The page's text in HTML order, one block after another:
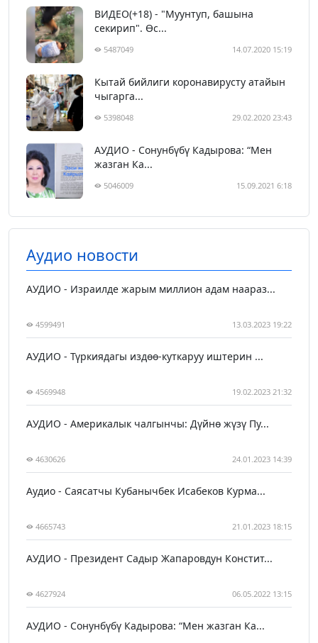
ВИДЕО(+18) - "Муунтуп, башына
секирип". Өс...
5487049 14.07.2020 15:19
Кытай бийлиги коронавирусту атайын
чыгарга...
5398048 29.02.2020 23:43
АУДИО - Сонунбүбү Кадырова: “Мен
жазган Ка...
5046009 15.09.2021 6:18
Аудио новости
АУДИО - Израилде жарым миллион адам наараз...
4599491 13.03.2023 19:22
АУДИО - Түркиядагы издөө-куткаруу иштерин ...
4569948 19.02.2023 21:32
АУДИО - Америкалык чалгынчы: Дүйнө жүзү Пу...
4630626 24.01.2023 14:39
Аудио - Саясатчы Кубанычбек Исабеков Курма...
4665743 21.01.2023 18:15
АУДИО - Президент Садыр Жапаровдун Констит...
4627924 06.05.2022 13:15
АУДИО - Сонунбүбү Кадырова: “Мен жазган Ка...